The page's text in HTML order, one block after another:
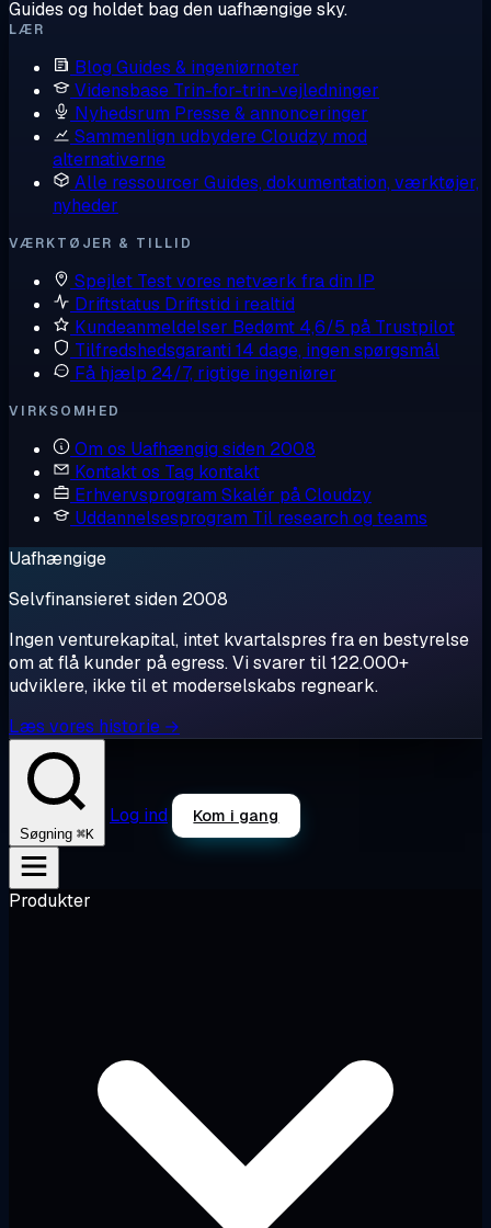
Guides og holdet bag den uafhængige sky.
LÆR
Blog Guides & ingeniørnoter
Vidensbase Trin-for-trin-vejledninger
Nyhedsrum Presse & annonceringer
Sammenlign udbydereCloudzy mod
alternativerne
Alle ressourcer Guides, dokumentation, værktøjer,
nyheder
VÆRKTØJER & TILLID
Spejlet Test vores netværk fra din IP
Driftstatus Driftstid i realtid
Kundeanmeldelser Bedømt 4,6/5 på Trustpilot
Tilfredshedsgaranti 14 dage, ingen spørgsmål
Få hjælp 24/7, rigtige ingeniører
VIRKSOMHED
Om os Uafhængig siden 2008
Kontakt os Tag kontakt
Erhvervsprogram Skalér på Cloudzy
Uddannelsesprogram Til research og teams
Uafhængige
Selvfinansieret siden 2008
Ingen venturekapital, intet kvartalspres fra en bestyrelse
om at flå kunder på egress. Vi svarer til 122.000+
udviklere, ikke til et moderselskabs regneark.
Læs vores historie →
Søgning ⌘K
Log ind Kom i gang
Produkter